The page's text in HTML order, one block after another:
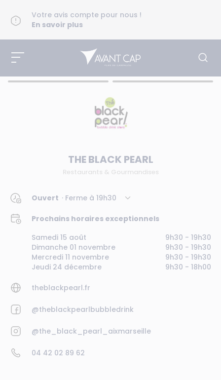
Votre avis compte pour nous !
En savoir plus
THE BLACK PEARL
Restaurants & Gourmandises
Ouvert · Ferme à 19h30
Prochains horaires exceptionnels
Samedi 15 août
9h30 - 19h30
Dimanche 01 novembre
9h30 - 19h30
Mercredi 11 novembre
9h30 - 19h30
Jeudi 24 décembre
9h30 - 18h00
theblackpearl.fr
@theblackpearlbubbledrink
@the_black_pearl_aixmarseille
04 42 02 89 62